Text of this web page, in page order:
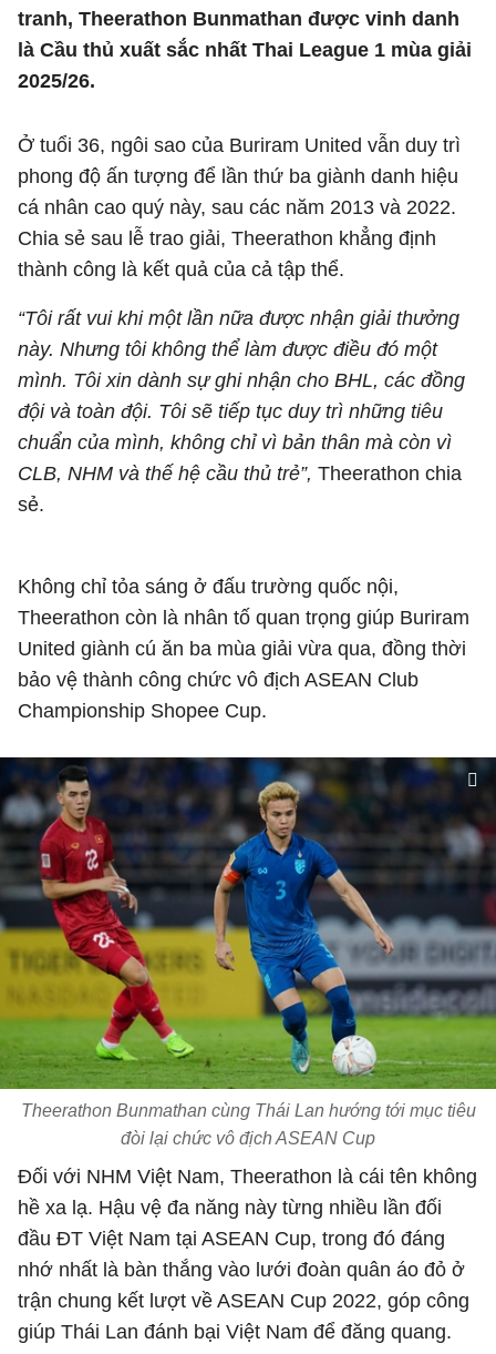
tranh, Theerathon Bunmathan được vinh danh
là Cầu thủ xuất sắc nhất Thai League 1 mùa giải
2025/26.
Ở tuổi 36, ngôi sao của Buriram United vẫn duy trì
phong độ ấn tượng để lần thứ ba giành danh hiệu
cá nhân cao quý này, sau các năm 2013 và 2022.
Chia sẻ sau lễ trao giải, Theerathon khẳng định
thành công là kết quả của cả tập thể.
“Tôi rất vui khi một lần nữa được nhận giải thưởng
này. Nhưng tôi không thể làm được điều đó một
mình. Tôi xin dành sự ghi nhận cho BHL, các đồng
đội và toàn đội. Tôi sẽ tiếp tục duy trì những tiêu
chuẩn của mình, không chỉ vì bản thân mà còn vì
CLB, NHM và thế hệ cầu thủ trẻ”, Theerathon chia
sẻ.
Không chỉ tỏa sáng ở đấu trường quốc nội,
Theerathon còn là nhân tố quan trọng giúp Buriram
United giành cú ăn ba mùa giải vừa qua, đồng thời
bảo vệ thành công chức vô địch ASEAN Club
Championship Shopee Cup.
Theerathon Bunmathan cùng Thái Lan hướng tới mục tiêu
đòi lại chức vô địch ASEAN Cup
Đối với NHM Việt Nam, Theerathon là cái tên không
hề xa lạ. Hậu vệ đa năng này từng nhiều lần đối
đầu ĐT Việt Nam tại ASEAN Cup, trong đó đáng
nhớ nhất là bàn thắng vào lưới đoàn quân áo đỏ ở
trận chung kết lượt về ASEAN Cup 2022, góp công
giúp Thái Lan đánh bại Việt Nam để đăng quang.